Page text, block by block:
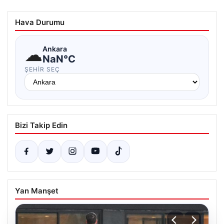
Hava Durumu
☁Ankara
NaN°C
ŞEHIR SEÇ
Bizi Takip Edin
Yan Manşet